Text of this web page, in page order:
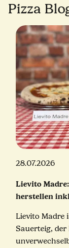
Pizza
28.07.2026
Lievito
herstellen
Lievito Madre
Sauerteig, der